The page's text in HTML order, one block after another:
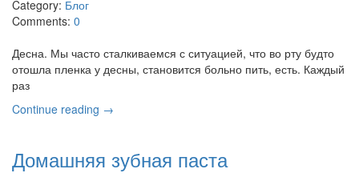
Category: Блог
Comments: 0
Десна. Мы часто сталкиваемся с ситуацией, что во рту будто
отошла пленка у десны, становится больно пить, есть. Каждый
раз
Continue reading →
Домашняя зубная паста